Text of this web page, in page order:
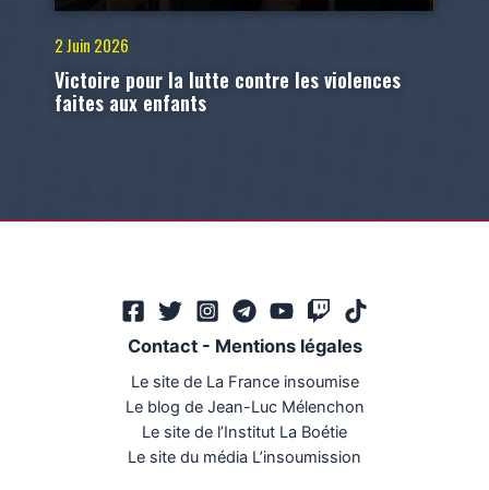
2 Juin 2026
Victoire pour la lutte contre les violences
faites aux enfants
Contact- Mentions légales
Le site de La France insoumise
Le blog de Jean-Luc Mélenchon
Le site de l’Institut La Boétie
Le site du média L’insoumission